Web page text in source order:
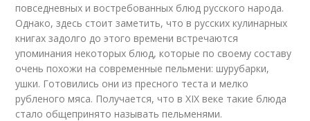
повседневных и востребованных блюд русского народа.
Однако, здесь стоит заметить, что в русских кулинарных
книгах задолго до этого времени встречаются
упоминания некоторых блюд, которые по своему составу
очень похожи на современные пельмени: шурубарки,
ушки. Готовились они из пресного теста и мелко
рубленого мяса. Получается, что в XIX веке такие блюда
стало общепринято называть пельменями.